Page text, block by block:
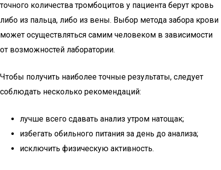
точного количества тромбоцитов у пациента берут кровь
либо из пальца, либо из вены. Выбор метода забора крови
может осуществляться самим человеком в зависимости
от возможностей лаборатории.
Чтобы получить наиболее точные результаты, следует
соблюдать несколько рекомендаций:
лучше всего сдавать анализ утром натощак;
избегать обильного питания за день до анализа;
исключить физическую активность.